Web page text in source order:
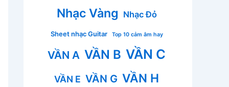
Nhạc Vàng Nhạc Đỏ
Sheet nhạc Guitar Top 10 cảm âm hay
VẦN A VẦN B VẦN C
VẦN E VẦN G VẦN H